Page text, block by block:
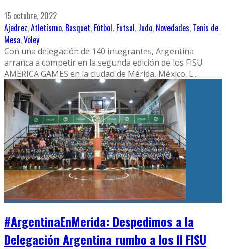
15 octubre, 2022
Ajedrez,Atletismo, Basquet, Fútbol, Futsal, Judo, Novedades, Tenis de
Mesa,Voley
Con una delegación de 140 integrantes, Argentina
arranca a competir en la segunda edición de los FISU
AMERICA GAMES en la ciudad de Mérida, México. L...
#ArgentinaEnMerida: Despedimos a la
Delegación Argentina rumbo a los II FISU